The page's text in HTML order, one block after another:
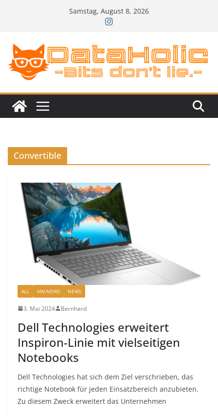
Samstag, August 8, 2026
Convertible
ALL HW-NEWS NEWS
3. Mai 2024 Bernhard
Dell Technologies erweitert
Inspiron-Linie mit vielseitigen
Notebooks​
Dell Technologies hat sich dem Ziel verschrieben, das
richtige Notebook für jeden Einsatzbereich anzubieten.
Zu diesem Zweck erweitert das Unternehmen